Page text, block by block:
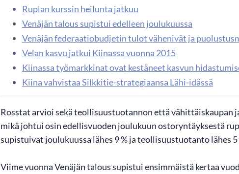
Ruplan kurssin heilunta jatkuu
Venäjän talous supistui edelleen joulukuussa
Venäjän federaatiobudjetin tulot vähenivät ja
Velan kasvu jatkui Kiinassa vuonna 2015
Kiinassa työmarkkinat ovat kestäneet kasvun
Kiina vahvistaa Silkkitie-strategiaansa Lähi-idässä
Rosstat arvioi sekä teollisuustuotannon että vähittäiskaupan
mikä johtui osin edellisvuoden joulukuun ostoryntäyksestä
supistuivat joulukuussa lähes 9 % ja teollisuustuotanto lähes
Viime vuonna Venäjän talous supistui ensimmäistä kertaa